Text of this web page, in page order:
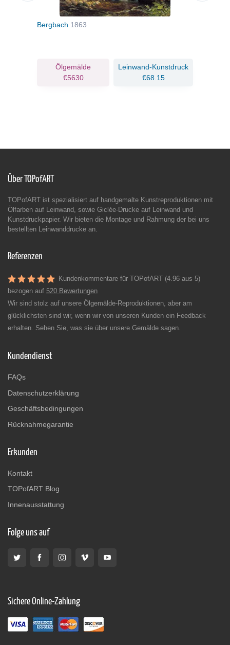
Bergbach 1863
Ölgemälde
€5630
Leinwand-Kunstdruck
€68.15
Über TOPofART
TOPofART ist spezialisiert auf handgemalte Kunstreproduktionen mit
Ölfarben auf Leinwand, sowie Giclée-Drucke auf Leinwand und
Kunstdruckpapier. Wir bieten die Montage und Rahmung der bei uns
bestellten Leinwanddrucke an.
Referenzen
Kundenkommentare für TOPofART (4.96 aus 5)
bezogen auf 520 Bewertungen
Wir sind stolz auf unsere Ölgemälde-Reproduktionen, aber am
glücklichsten sind wir, wenn wir von unseren Kunden ein Feedback
erhalten. Sehen Sie, was sie über unsere Gemälde sagen.
Kundendienst
FAQs
Datenschutzerklärung
Geschäftsbedingungen
Rücknahmegarantie
Erkunden
Kontakt
TOPofART Blog
Innenausstattung
Folge uns auf
Sichere Online-Zahlung